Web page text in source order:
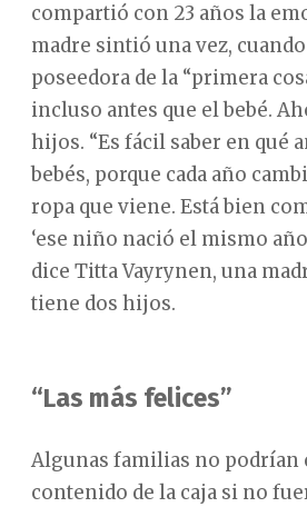
compartió con 23 años la
madre sintió una vez,
poseedora de la “primera
incluso antes que el bebé.
hijos. “Es fácil saber en qué
bebés, porque cada año
ropa que viene. Está bien
‘ese niño nació el mismo
dice Titta Vayrynen, una
tiene dos hijos.
“Las más felices”
Algunas familias no podrían
contenido de la caja si no